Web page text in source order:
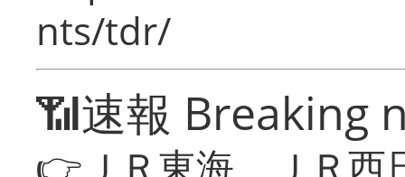
nts/tdr/
📶速報 Breaking
👉ＪＲ東海、ＪＲ